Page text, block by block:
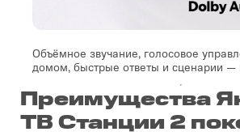
Объёмное звучание, голосовое
домом, быстрые ответы и сценарии —
Преимущества
ТВ Станции 2